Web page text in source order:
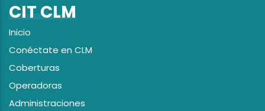
CIT CLM
Inicio
Conéctate en CLM
Coberturas
Operadoras
Administraciones